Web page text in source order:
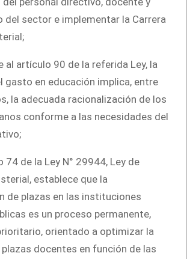
sector e implementar la Carrera
al artículo 90 de la referida Ley, la
gasto en educación implica, entre
la adecuada racionalización de los
conforme a las necesidades del
74 de la Ley N° 29944, Ley de
establece que la
de plazas en las instituciones
es un proceso permanente,
orientado a optimizar la
docentes en función de las